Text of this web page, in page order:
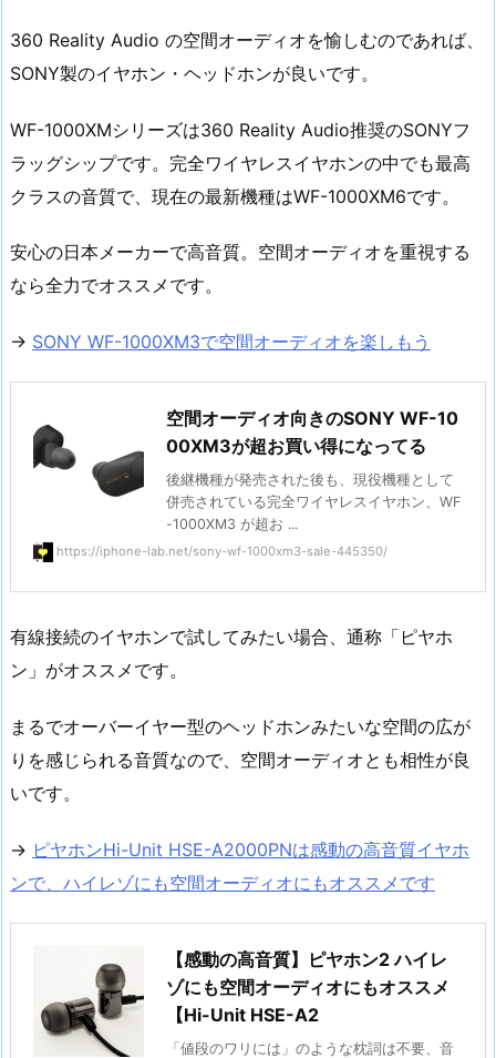
360 Reality Audio の空間オーディオを愉しむのであれば、
SONY製のイヤホン・ヘッドホンが良いです。
WF-1000XMシリーズは360 Reality Audio推奨のSONYフ
ラッグシップです。完全ワイヤレスイヤホンの中でも最高
クラスの音質で、現在の最新機種はWF-1000XM6です。
安心の日本メーカーで高音質。空間オーディオを重視する
なら全力でオススメです。
→ SONY WF-1000XM3で空間オーディオを楽しもう
空間オーディオ向きのSONY WF-10
00XM3が超お買い得になってる
後継機種が発売された後も、現役機種として
併売されている完全ワイヤレスイヤホン、WF
-1000XM3 が超お ...
https://iphone-lab.net/sony-wf-1000xm3-sale-445350/
有線接続のイヤホンで試してみたい場合、通称「ピヤホ
ン」がオススメです。
まるでオーバーイヤー型のヘッドホンみたいな空間の広が
りを感じられる音質なので、空間オーディオとも相性が良
いです。
→ ピヤホンHi-Unit HSE-A2000PNは感動の高音質イヤホ
ンで、ハイレゾにも空間オーディオにもオススメです
【感動の高音質】ピヤホン2 ハイレ
ゾにも空間オーディオにもオススメ
【Hi-Unit HSE-A2
「値段のワリには」のような枕詞は不要、音